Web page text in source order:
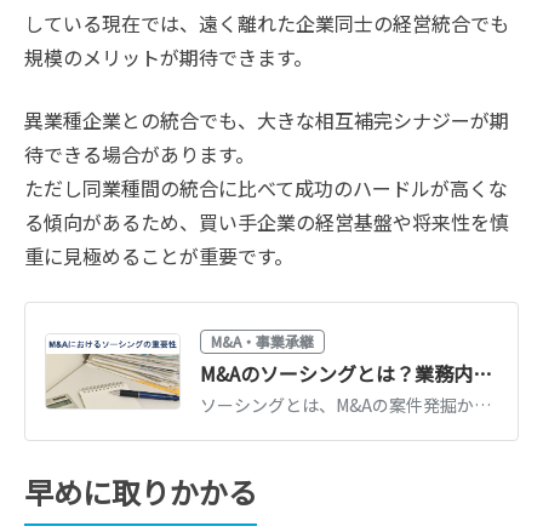
している現在では、遠く離れた企業同士の経営統合でも
規模のメリットが期待できます。
異業種企業との統合でも、大きな相互補完シナジーが期
待できる場合があります。
ただし同業種間の統合に比べて成功のハードルが高くな
る傾向があるため、買い手企業の経営基盤や将来性を慎
重に見極めることが重要です。
M&A・事業承継
M&Aのソーシングとは？業務内容・手順・成功のポイントを解説
ソーシングとは、M&Aの案件発掘から交渉準備までのプロセスです。ロングリスト作成・アプローチの手順、良い案件に出会うためのポイントを解説します。
早めに取りかかる